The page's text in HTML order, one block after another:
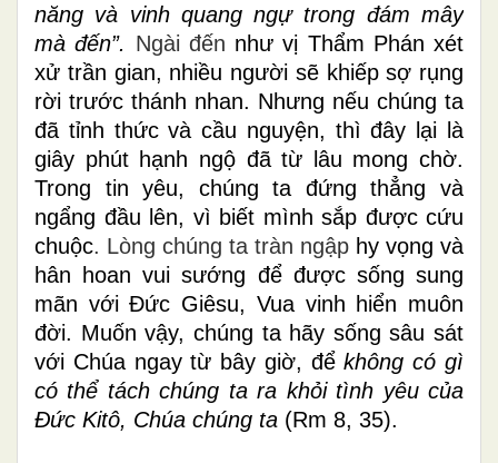
năng và vinh quang ngự trong đám mây
mà đến”. Ngài đến như vị Thẩm Phán xét
xử trần gian, nhiều người sẽ khiếp sợ rụng
rời trước thánh nhan. Nhưng nếu chúng ta
đã tỉnh thức và cầu nguyện, thì đây lại là
giây phút hạnh ngộ đã từ lâu mong chờ.
Trong tin yêu, chúng ta đứng thẳng và
ngẩng đầu lên, vì biết mình sắp được cứu
chuộc. Lòng chúng ta tràn ngập hy vọng và
hân hoan vui sướng để được sống sung
mãn với Đức Giêsu, Vua vinh hiển muôn
đời. Muốn vậy, chúng ta hãy sống sâu sát
với Chúa ngay từ bây giờ, đểkhông có gì
có thể tách chúng ta ra khỏi tình yêu của
Đức Kitô, Chúa chúng ta (Rm 8, 35).